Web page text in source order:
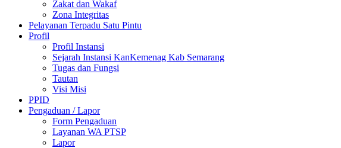
Zakat dan Wakaf
Zona Integritas
Pelayanan Terpadu Satu Pintu
Profil
Profil Instansi
Sejarah Instansi KanKemenag Kab Semarang
Tugas dan Fungsi
Tautan
Visi Misi
PPID
Pengaduan / Lapor
Form Pengaduan
Layanan WA PTSP
Lapor